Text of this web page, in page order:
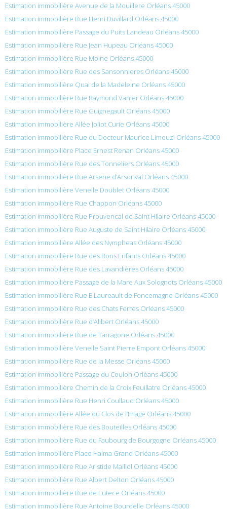
Estimation immobilière Avenue de la Mouillere Orléans 45000
Estimation immobilière Rue Henri Duvillard Orléans 45000
Estimation immobilière Passage du Puits Landeau Orléans 45000
Estimation immobilière Rue Jean Hupeau Orléans 45000
Estimation immobilière Rue Moine Orléans 45000
Estimation immobilière Rue des Sansonnieres Orléans 45000
Estimation immobilière Quai de la Madeleine Orléans 45000
Estimation immobilière Rue Raymond Vanier Orléans 45000
Estimation immobilière Rue Guignegault Orléans 45000
Estimation immobilière Allée Joliot Curie Orléans 45000
Estimation immobilière Rue du Docteur Maurice Limouzi Orléans 45000
Estimation immobilière Place Ernest Renan Orléans 45000
Estimation immobilière Rue des Tonneliers Orléans 45000
Estimation immobilière Rue Arsene d’Arsonval Orléans 45000
Estimation immobilière Venelle Doublet Orléans 45000
Estimation immobilière Rue Chappon Orléans 45000
Estimation immobilière Rue Prouvencal de Saint Hilaire Orléans 45000
Estimation immobilière Rue Auguste de Saint Hilaire Orléans 45000
Estimation immobilière Allée des Nympheas Orléans 45000
Estimation immobilière Rue des Bons Enfants Orléans 45000
Estimation immobilière Rue des Lavandières Orléans 45000
Estimation immobilière Passage de la Mare Aux Solognots Orléans 45000
Estimation immobilière Rue E Laureault de Foncemagne Orléans 45000
Estimation immobilière Rue des Chats Ferres Orléans 45000
Estimation immobilière Rue d’Alibert Orléans 45000
Estimation immobilière Rue de Tarragone Orléans 45000
Estimation immobilière Venelle Saint Pierre Empont Orléans 45000
Estimation immobilière Rue de la Messe Orléans 45000
Estimation immobilière Passage du Coulon Orléans 45000
Estimation immobilière Chemin de la Croix Feuillatre Orléans 45000
Estimation immobilière Rue Henri Coullaud Orléans 45000
Estimation immobilière Allée du Clos de l’Image Orléans 45000
Estimation immobilière Rue des Bouteilles Orléans 45000
Estimation immobilière Rue du Faubourg de Bourgogne Orléans 45000
Estimation immobilière Place Halma Grand Orléans 45000
Estimation immobilière Rue Aristide Maillol Orléans 45000
Estimation immobilière Rue Albert Delton Orléans 45000
Estimation immobilière Rue de Lutece Orléans 45000
Estimation immobilière Rue Antoine Bourdelle Orléans 45000